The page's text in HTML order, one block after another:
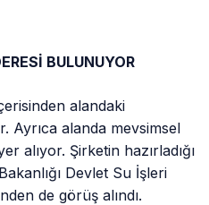
BULUNUYOR
alandaki
Ayrıca alanda mevsimsel
alıyor. Şirketin hazırladığı
Devlet Su İşleri
de görüş alındı.